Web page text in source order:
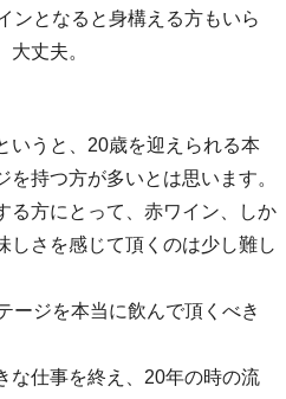
ンとなると身構える方もいら
大丈夫。
いうと、20歳を迎えられる本
を持つ方が多いとは思います。
る方にとって、赤ワイン、しか
しさを感じて頂くのは少し難し
ージを本当に飲んで頂くべき
な仕事を終え、20年の時の流